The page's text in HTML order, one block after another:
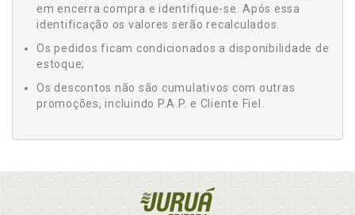
em encerra compra e identifique-se. Após essa
identificação os valores serão recalculados.
Os pedidos ficam condicionados a disponibilidade de
estoque;
Os descontos não são cumulativos com outras
promoções, incluindo P.A.P. e Cliente Fiel.